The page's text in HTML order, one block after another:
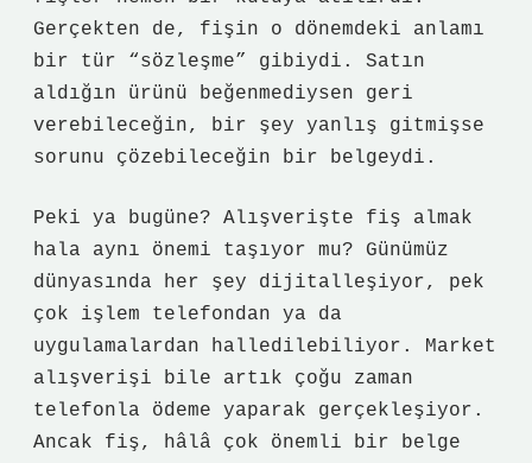
Gerçekten de, fişin o dönemdeki anlamı
bir tür “sözleşme” gibiydi. Satın
aldığın ürünü beğenmediysen geri
verebileceğin, bir şey yanlış gitmişse
sorunu çözebileceğin bir belgeydi.
Peki ya bugüne? Alışverişte fiş almak
hala aynı önemi taşıyor mu? Günümüz
dünyasında her şey dijitalleşiyor, pek
çok işlem telefondan ya da
uygulamalardan halledilebiliyor. Market
alışverişi bile artık çoğu zaman
telefonla ödeme yaparak gerçekleşiyor.
Ancak fiş, hâlâ çok önemli bir belge